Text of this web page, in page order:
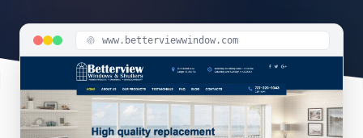
www.betterviewwindow.com